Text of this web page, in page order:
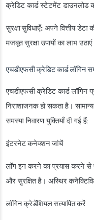
क्रेडिट कार्ड स्टेटमेंट डाउनलोड
सुरक्षा सुविधाएँ: अपने वित्तीय डेटा
मजबूत सुरक्षा उपायों का लाभ
एचडीएफसी क्रेडिट कार्ड लॉगिन
एचडीएफसी क्रेडिट कार्ड लॉगिन
निराशाजनक हो सकता है।
समस्या निवारण युक्तियाँ दी गई हैं:
इंटरनेट कनेक्शन जांचें
लॉग इन करने का प्रयास करने
और सुरक्षित है। अस्थिर
लॉगिन क्रेडेंशियल सत्यापित करें